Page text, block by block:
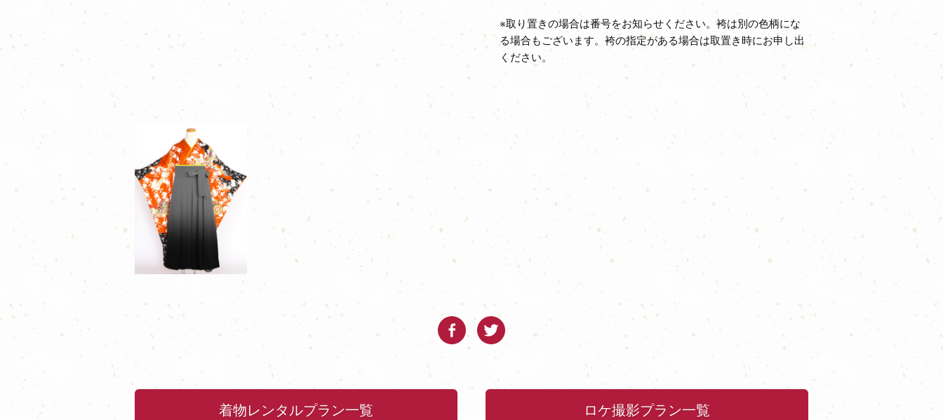
※取り置きの場合は番号をお知らせください。袴は別の色柄にな
る場合もございます。袴の指定がある場合は取置き時にお申し出
ください。
着物レンタルプラン一覧 ロケ撮影プラン一覧